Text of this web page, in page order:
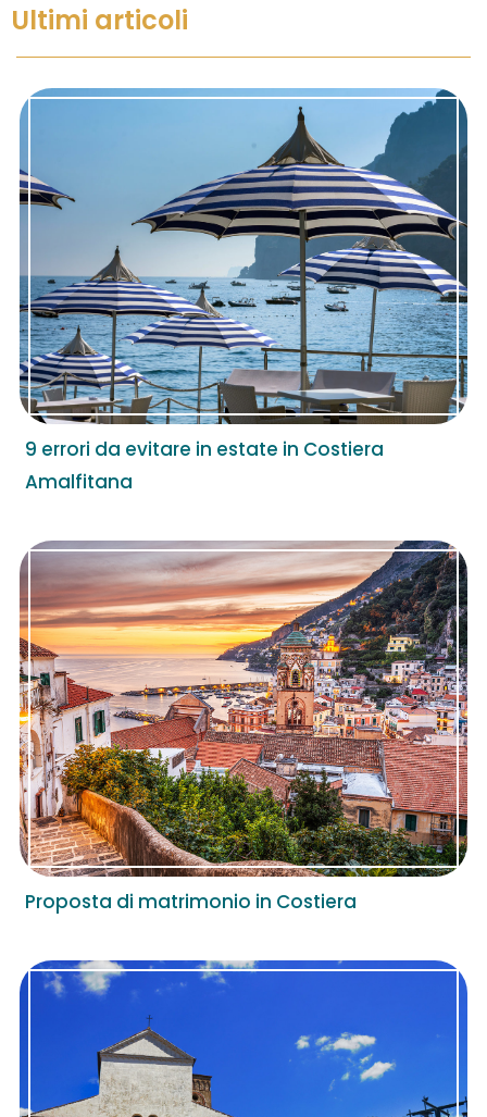
Ultimi articoli
9 errori da evitare in estate in Costiera
Amalfitana
Proposta di matrimonio in Costiera